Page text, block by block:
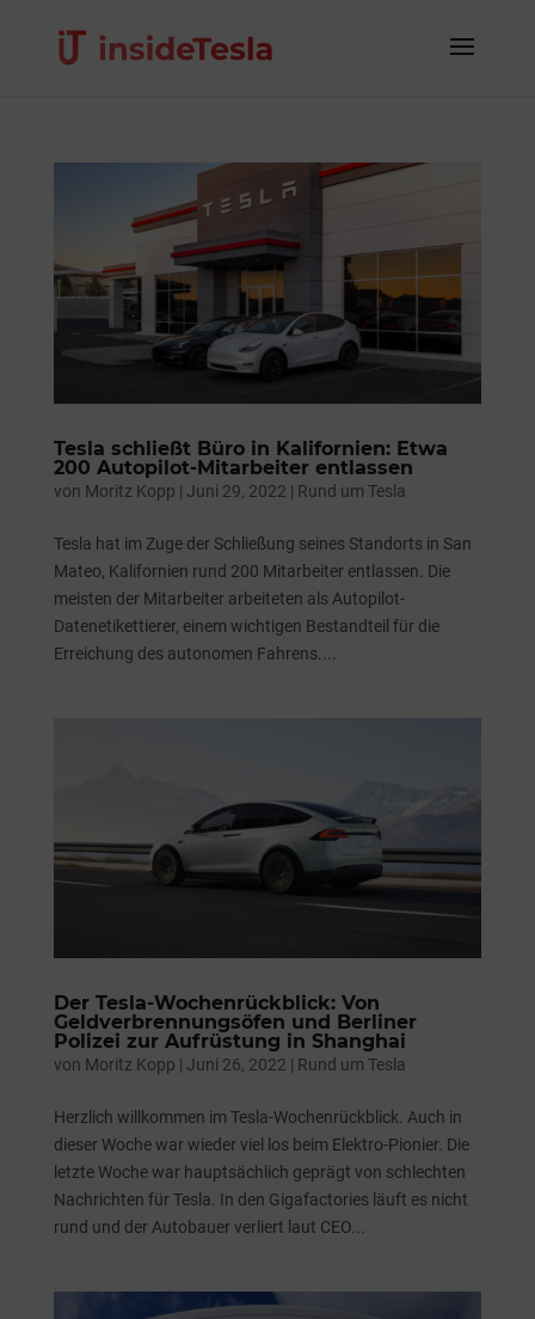
Tesla schließt Büro in Kalifornien: Etwa
200 Autopilot-Mitarbeiter entlassen
von Moritz Kopp | Juni 29, 2022 | Rund um Tesla
Tesla hat im Zuge der Schließung seines Standorts in San
Mateo, Kalifornien rund 200 Mitarbeiter entlassen. Die
meisten der Mitarbeiter arbeiteten als Autopilot-
Datenetikettierer, einem wichtigen Bestandteil für die
Erreichung des autonomen Fahrens....
Der Tesla-Wochenrückblick: Von
Geldverbrennungsöfen und Berliner
Polizei zur Aufrüstung in Shanghai
von Moritz Kopp | Juni 26, 2022 | Rund um Tesla
Herzlich willkommen im Tesla-Wochenrückblick. Auch in
dieser Woche war wieder viel los beim Elektro-Pionier. Die
letzte Woche war hauptsächlich geprägt von schlechten
Nachrichten für Tesla. In den Gigafactories läuft es nicht
rund und der Autobauer verliert laut CEO...